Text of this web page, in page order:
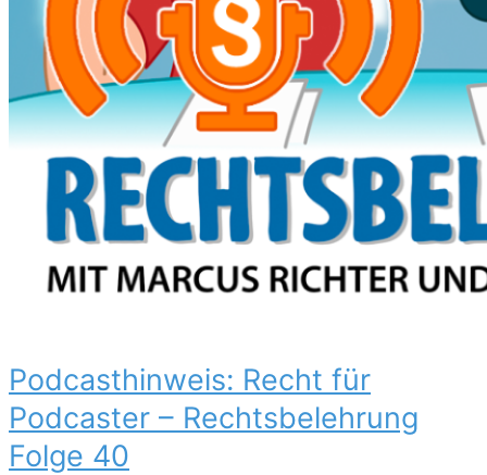
Podcasthinweis: Recht für
Podcaster – Rechtsbelehrung
Folge 40